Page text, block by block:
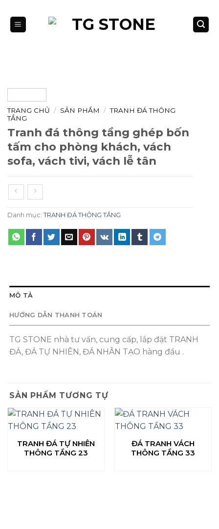
qua
nội
TRANG CHỦ / SẢN PHẨM / TRANH ĐÁ THÔNG
TẦNG
Tranh đá thông tầng ghép bốn
tấm cho phòng khách, vách
sofa, vách tivi, vách lễ tân
Danh mục: TRANH ĐÁ THÔNG TẦNG
MÔ TẢ
HƯỚNG DẪN THANH TOÁN
TG STONE nhà tư vấn, cung cấp, lắp đặt TRANH
ĐÁ, ĐÁ TỰ NHIÊN, ĐÁ NHÂN TẠO hàng đầu .
SẢN PHẨM TƯƠNG TỰ
TRANH ĐÁ TỰ NHIÊN
THÔNG TẦNG 23
ĐÁ TRANH VÁCH
THÔNG TẦNG 33